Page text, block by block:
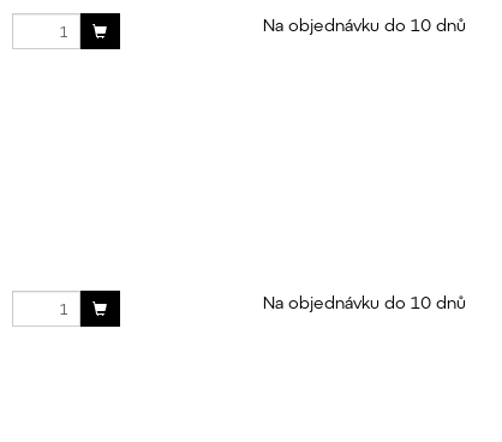
Na objednávku do 10 dnů
Na objednávku do 10 dnů